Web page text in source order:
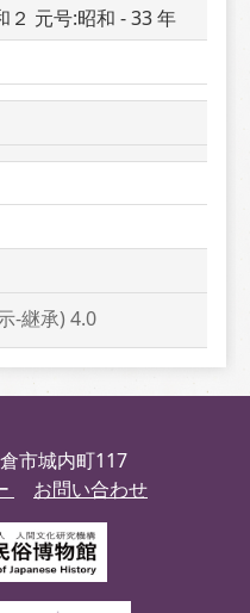
２ 元号:昭和 - 33 年
-継承) 4.0
市城内町117
お問い合わせ